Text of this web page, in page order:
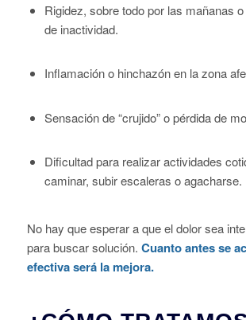
Rigidez, sobre todo por las mañanas
de inactividad.
Inflamación o hinchazón en la zona
Sensación de “crujido” o pérdida de
Dificultad para realizar actividades
caminar, subir escaleras o agacharse.
No hay que esperar a que el dolor sea
para buscar solución. Cuanto antes se
efectiva será la mejora.